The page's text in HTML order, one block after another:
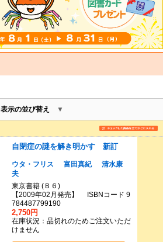
表示の並び替え
自閉症の謎を解き明かす 新訂
ウタ・フリス 富田真紀
清水康
夫
東京書籍 (Ｂ６)
【2009年02月発売】 ISBNコード 9
784487799190
2,750円
在庫状況：品切れのためご注文いただ
けません